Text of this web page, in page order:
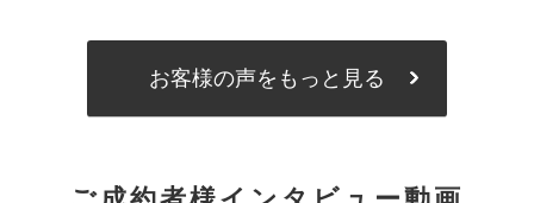
お客様の声をもっと見る